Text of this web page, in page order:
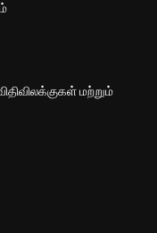
மற்றும்